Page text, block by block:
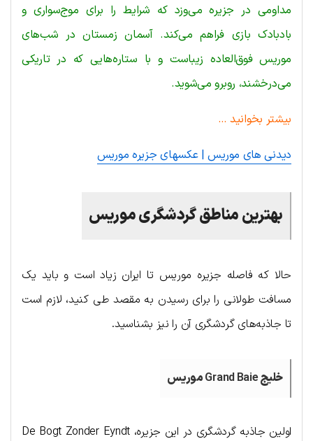
مداومی در جزیره می‌وزد که شرایط را برای موج‌سواری و
بادبادک بازی فراهم می‌کند. آسمان زمستان در شب‌های
موریس فوق‌العاده زیباست و با ستاره‌هایی که در تاریکی
می‌درخشند، روبرو می‌شوید.
بیشتر بخوانید …
دیدنی های موریس | عکسهای جزیره موریس
بهترینمناطقگردشگریموریس
حالا که فاصله جزیره موریس تا ایران زیاد است و باید یک
مسافت طولانی را برای رسیدن به مقصد طی کنید، لازم است
تا جاذبه‌های گردشگری آن را نیز بشناسید.
خلیجGrand Baie موریس
اولین جاذبه گردشگری در این جزیره، De Bogt Zonder Eyndt